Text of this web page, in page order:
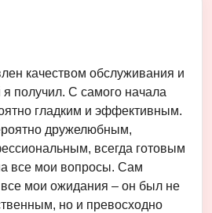
качеством обслуживания и
я получил. С самого начала
гладким и эффективным.
дружелюбным,
всегда готовым
все мои вопросы. Сам
мои ожидания – он был не
но и превосходно